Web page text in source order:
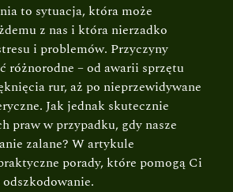
to sytuacja, która może
z nas i która nierzadko
i problemów. Przyczyny
różnorodne – od awarii sprzętu
rur, aż po nieprzewidywane
Jak jednak skutecznie
praw w przypadku, gdy nasze
zalane? W artykule
porady, które pomogą Ci